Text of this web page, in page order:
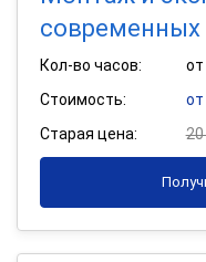
современных
Кол-во часов:
от
Стоимость:
от
Старая цена:
20